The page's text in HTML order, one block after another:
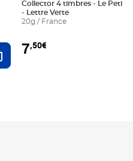
Ajouter au panier
Collector 4 timbres - Le Petit
- Lettre Verte
20g / France
7,50€